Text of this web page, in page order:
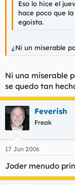
Eso lo hice el
hace poco que
egoista.
¿Ni un miserable
Ni una miserable
se quedo tan
Feverish
Freak
17 Jun 2006
Joder menudo